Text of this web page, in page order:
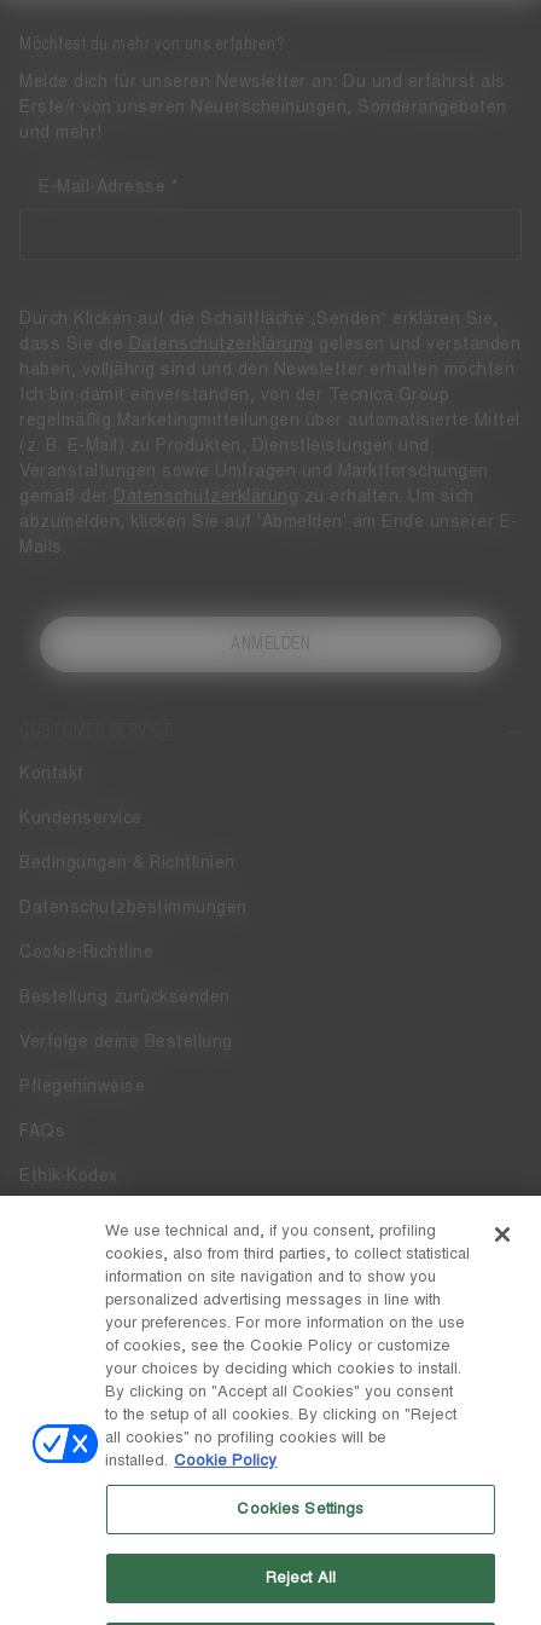
Kontakt
Kundenservice
Bedingungen & Richtlinien
Datenschutzbestimmungen
Cookie-Richtline
Bestellung zurücksenden
Verfolge deine Bestellung
Pflegehinweise
FAQs
Ethik-Kodex
Whistleblowing
Zugänglichkeit
DISCOVER MOON BOOT
Facebook
LAND / WÄHRUNG
Belgien / € ändern
S.p.A. untersteht. Sitz in Giavera del Montello (TV) - Via Fante d'Italia
n. 56 | Grundkapital € 38.533.835,00 voll eingezahlt | Unternehmen
Möchtest du mehr von uns erfahren?
Melde dich für unseren Newsletter an: Du und erfährst als
Erste/r von unseren Neuerscheinungen, Sonderangeboten
und mehr!
E-Mail-Adresse
Durch Klicken auf die Schaltfläche „Senden“ erklären Sie,
dass Sie die Datenschutzerklärung gelesen und verstanden
haben, volljährig sind und den Newsletter erhalten möchten.
Ich bin damit einverstanden, von der Tecnica Group
regelmäßig Marketingmitteilungen über automatisierte Mittel
(z. B. E-Mail) zu Produkten, Dienstleistungen und
Veranstaltungen sowie Umfragen und Marktforschungen
gemäß der Datenschutzerklärung zu erhalten. Um sich
abzumelden, klicken Sie auf 'Abmelden' am Ende unserer E-
Mails.
ANMELDEN
We use technical and, if you consent, profiling
cookies, also from third parties, to collect statistical
information on site navigation and to show you
personalized advertising messages in line with
your preferences. For more information on the use
of cookies, see the Cookie Policy or customize
your choices by deciding which cookies to install.
By clicking on "Accept all Cookies" you consent
to the setup of all cookies. By clicking on "Reject
all cookies" no profiling cookies will be
installed. Cookie Policy
Cookies Settings
Reject All